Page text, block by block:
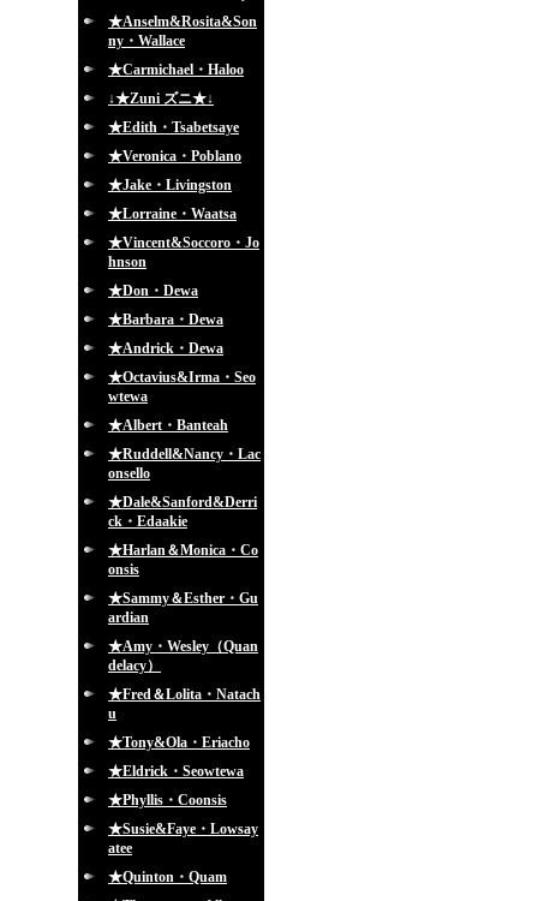
★Anselm&Rosita&Son
ny・Wallace
★Carmichael・Haloo
↓★Zuni ズニ★↓
★Edith・Tsabetsaye
★Veronica・Poblano
★Jake・Livingston
★Lorraine・Waatsa
★Vincent&Soccoro・Jo
hnson
★Don・Dewa
★Barbara・Dewa
★Andrick・Dewa
★Octavius&Irma・Seo
wtewa
★Albert・Banteah
★Ruddell&Nancy・Lac
onsello
★Dale&Sanford&Derri
ck・Edaakie
★Harlan＆Monica・Co
onsis
★Sammy＆Esther・Gu
ardian
★Amy・Wesley（Quan
delacy）
★Fred＆Lolita・Natach
u
★Tony&Ola・Eriacho
★Eldrick・Seowtewa
★Phyllis・Coonsis
★Susie&Faye・Lowsay
atee
★Quinton・Quam